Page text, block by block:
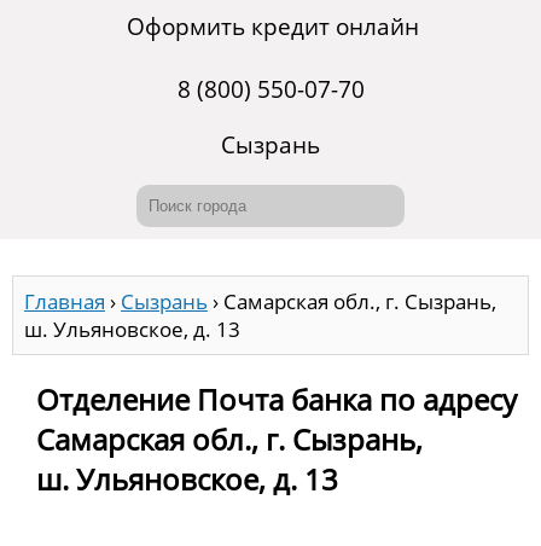
Оформить кредит онлайн
8 (800) 550-07-70
Сызрань
Главная › Сызрань › Самарская обл., г. Сызрань,
ш. Ульяновское, д. 13
Отделение Почта банка по адресу
Самарская обл., г. Сызрань,
ш. Ульяновское, д. 13